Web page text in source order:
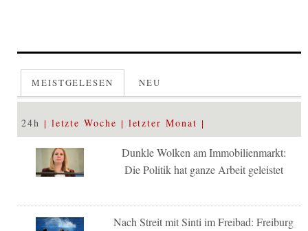
MEISTGELESEN NEU
24h letzte Woche letzter Monat
Dunkle Wolken am Immobilienmarkt:
Die Politik hat ganze Arbeit geleistet
Nach Streit mit Sinti im Freibad: Freiburg